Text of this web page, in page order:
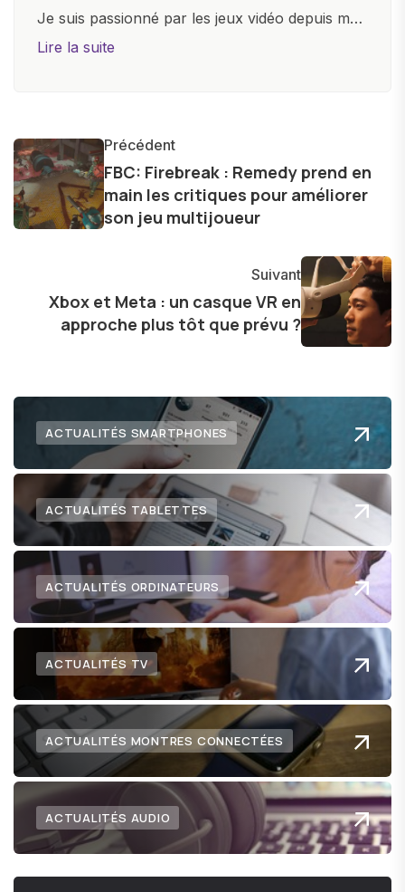
Je suis passionné par les jeux vidéo depuis mon
plus jeune âge. Mon amour pour l'univers
et bien d'autres gadgets technologiques. Armé
d'une curiosité insatiable, j'aime dévoiler les
dernières tendances et innovations, partageant
avec enthousiasme mes découvertes avec la
l'exploration constante des frontières de la
technologie me permet de présenter aux
lecteurs un aperçu captivant de ce que le futur
Lire la suite
Précédent
FBC: Firebreak : Remedy prend en
main les critiques pour améliorer
son jeu multijoueur
Suivant
Xbox et Meta : un casque VR en
approche plus tôt que prévu ?
ACTUALITÉS SMARTPHONES
ACTUALITÉS TABLETTES
ACTUALITÉS ORDINATEURS
ACTUALITÉS TV
ACTUALITÉS MONTRES CONNECTÉES
ACTUALITÉS AUDIO